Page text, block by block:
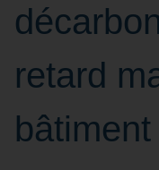
retard
bâtiment